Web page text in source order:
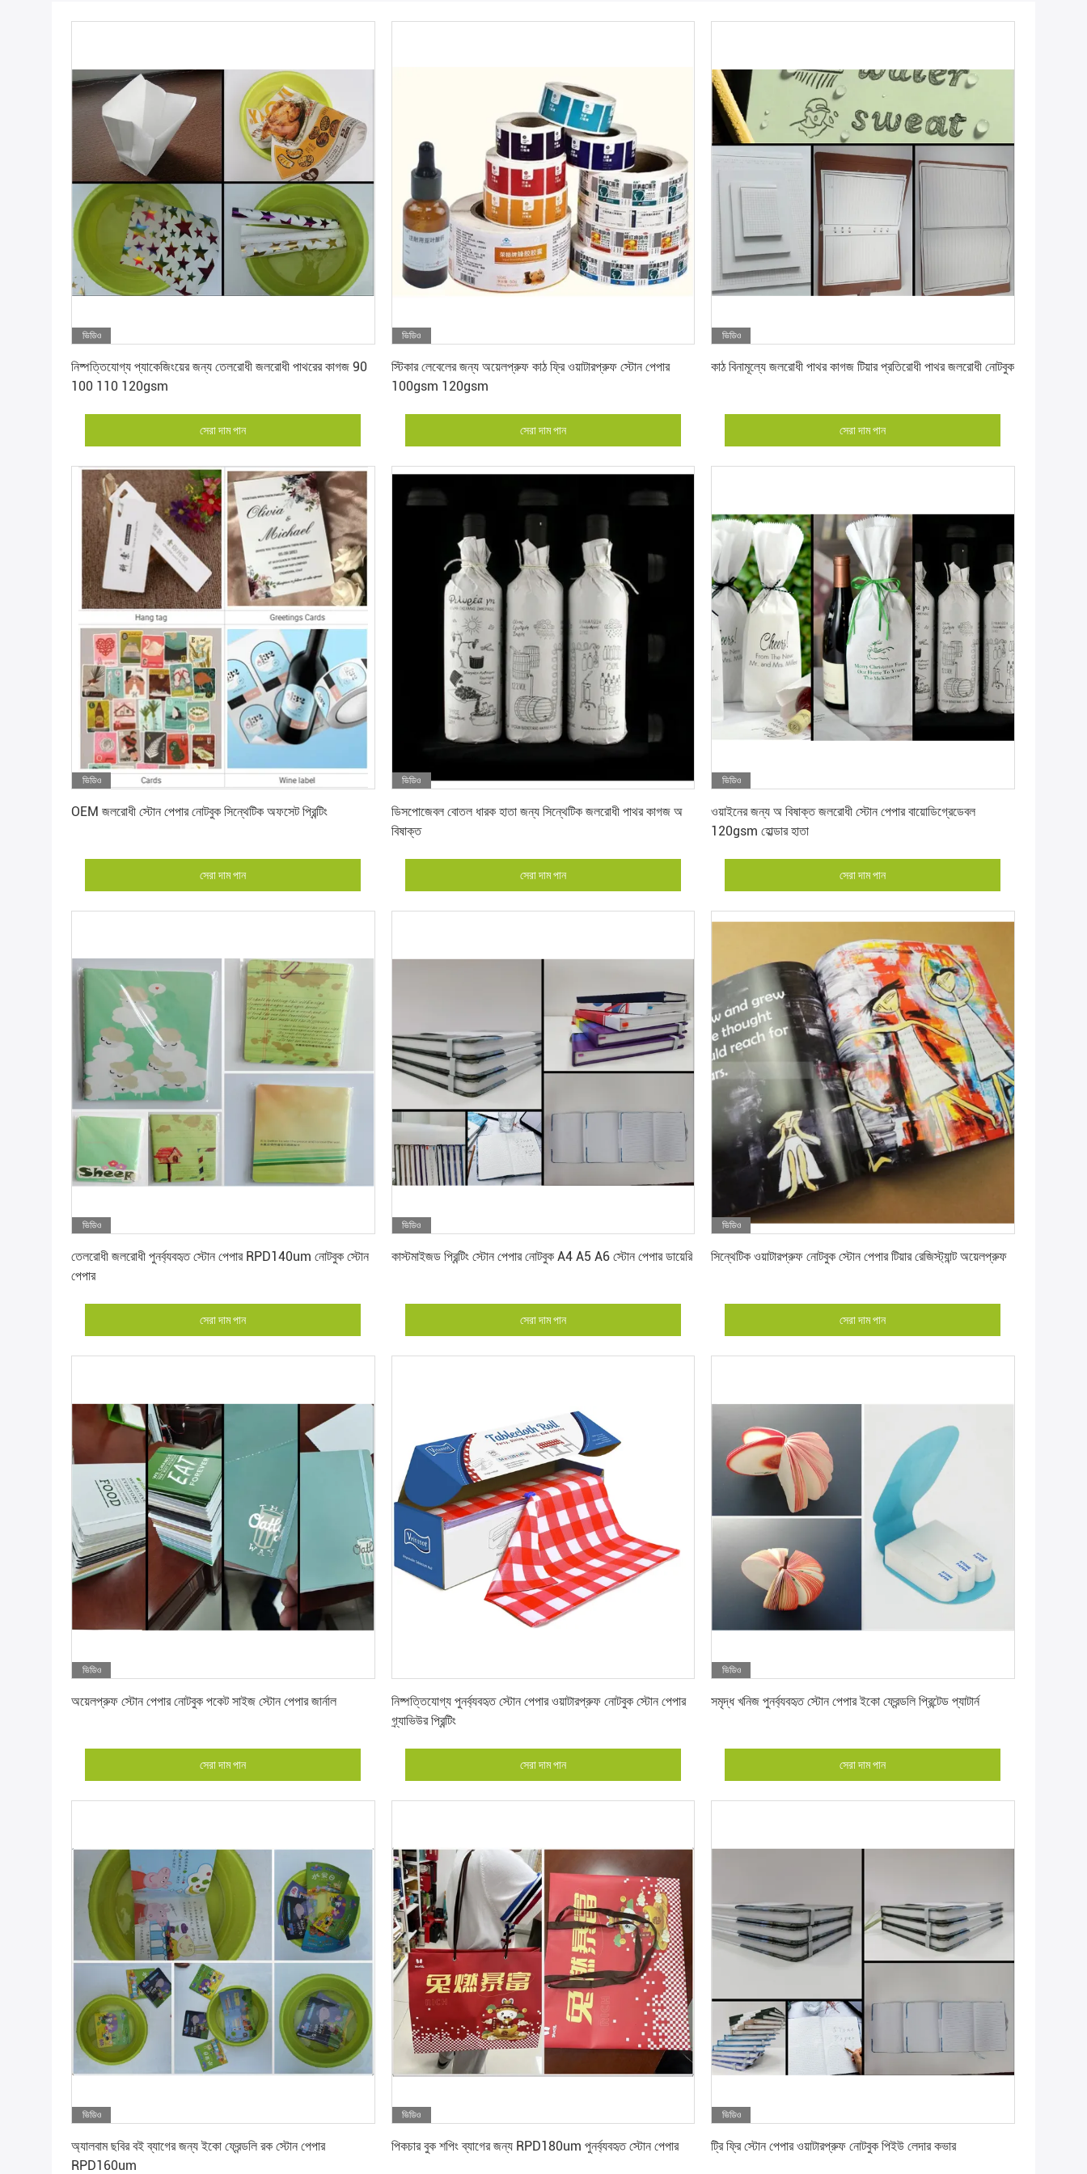
ভিডিও
নিষ্পত্তিযোগ্য প্যাকেজিংয়ের জন্য তেলরোধী জলরোধী পাথরের কাগজ 90
100 110 120gsm
সেরা দাম পান
ভিডিও
স্টিকার লেবেলের জন্য অয়েলপ্রুফ কাঠ ফ্রি ওয়াটারপ্রুফ স্টোন পেপার
100gsm 120gsm
সেরা দাম পান
ভিডিও
কাঠ বিনামূল্যে জলরোধী পাথর কাগজ টিয়ার প্রতিরোধী পাথর জলরোধী নোটবুক
সেরা দাম পান
ভিডিও
OEM জলরোধী স্টোন পেপার নোটবুক সিন্থেটিক অফসেট প্রিন্টিং
সেরা দাম পান
ভিডিও
ডিসপোজেবল বোতল ধারক হাতা জন্য সিন্থেটিক জলরোধী পাথর কাগজ অ
বিষাক্ত
সেরা দাম পান
ভিডিও
ওয়াইনের জন্য অ বিষাক্ত জলরোধী স্টোন পেপার বায়োডিগ্রেডেবল
120gsm হোল্ডার হাতা
সেরা দাম পান
ভিডিও
তেলরোধী জলরোধী পুনর্ব্যবহৃত স্টোন পেপার RPD140um নোটবুক স্টোন
পেপার
সেরা দাম পান
ভিডিও
কাস্টমাইজড প্রিন্টিং স্টোন পেপার নোটবুক A4 A5 A6 স্টোন পেপার ডায়েরি
সেরা দাম পান
ভিডিও
সিন্থেটিক ওয়াটারপ্রুফ নোটবুক স্টোন পেপার টিয়ার রেজিস্ট্যান্ট অয়েলপ্রুফ
সেরা দাম পান
ভিডিও
অয়েলপ্রুফ স্টোন পেপার নোটবুক পকেট সাইজ স্টোন পেপার জার্নাল
সেরা দাম পান
নিষ্পত্তিযোগ্য পুনর্ব্যবহৃত স্টোন পেপার ওয়াটারপ্রুফ নোটবুক স্টোন পেপার
গ্র্যাভিউর প্রিন্টিং
সেরা দাম পান
ভিডিও
সমৃদ্ধ খনিজ পুনর্ব্যবহৃত স্টোন পেপার ইকো ফ্রেন্ডলি প্রিন্টেড প্যাটার্ন
সেরা দাম পান
ভিডিও
অ্যালবাম ছবির বই ব্যাগের জন্য ইকো ফ্রেন্ডলি রক স্টোন পেপার
RPD160um
ভিডিও
পিকচার বুক শপিং ব্যাগের জন্য RPD180um পুনর্ব্যবহৃত স্টোন পেপার
ভিডিও
ট্রি ফ্রি স্টোন পেপার ওয়াটারপ্রুফ নোটবুক পিইউ লেদার কভার